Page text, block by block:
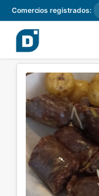
Comercios registrados: